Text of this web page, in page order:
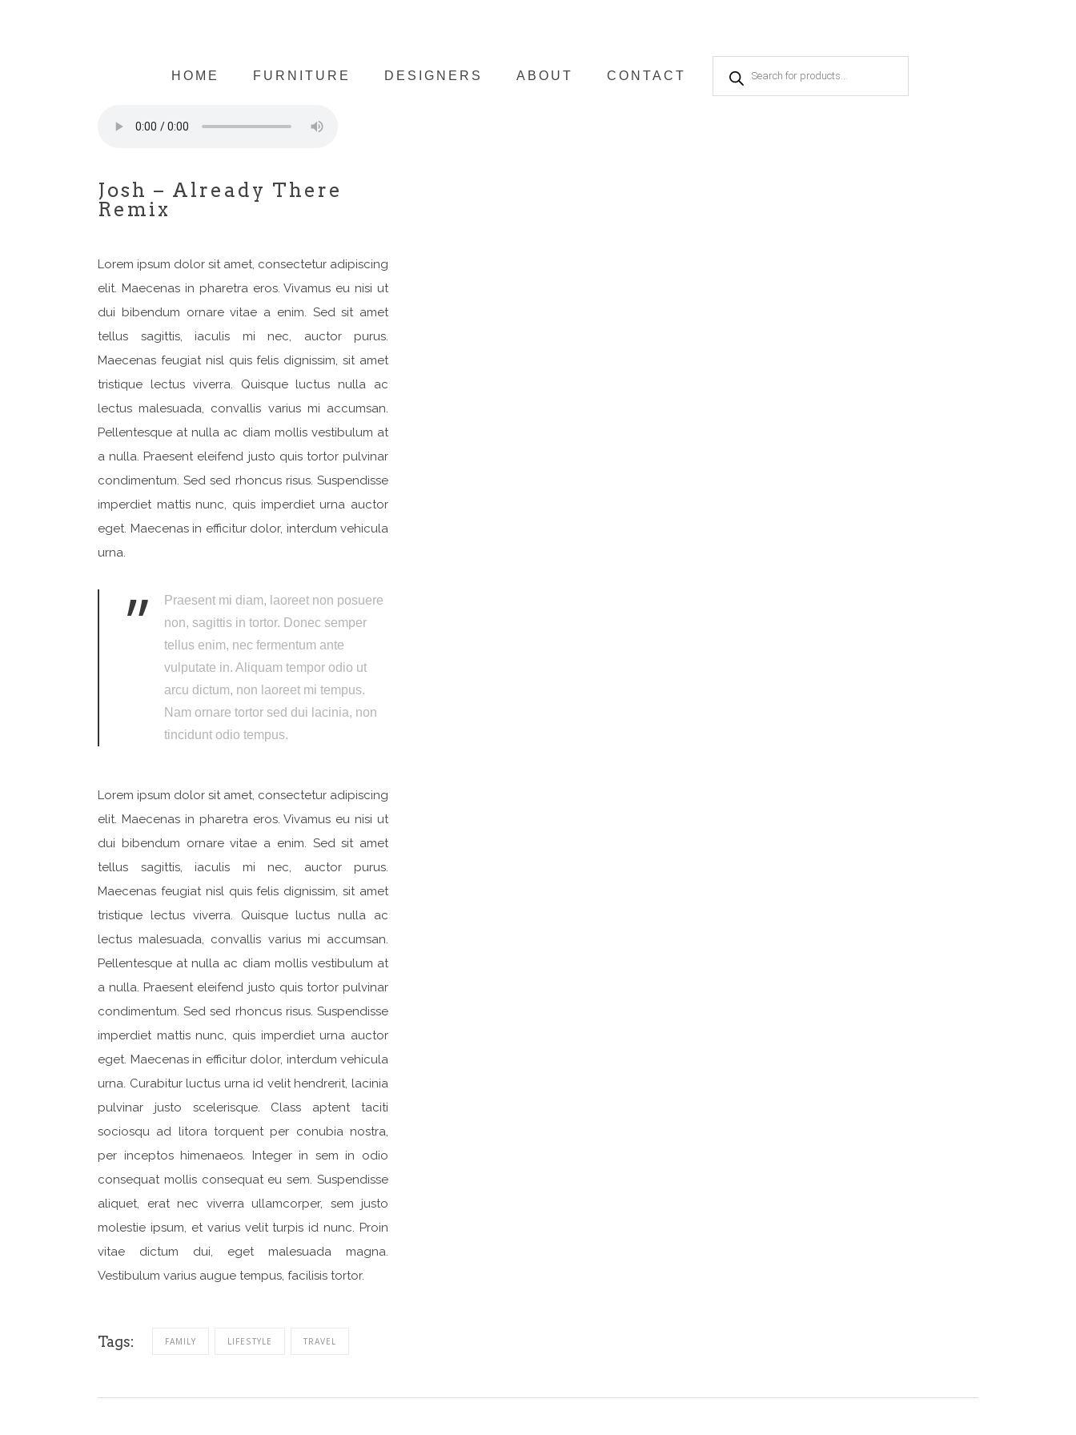
HOME FURNITURE DESIGNERS ABOUT CONTACT Products
search
Josh – Already There
Remix
Lorem ipsum dolor sit amet, consectetur adipiscing
elit. Maecenas in pharetra eros. Vivamus eu nisi ut
dui bibendum ornare vitae a enim. Sed sit amet
tellus sagittis, iaculis mi nec, auctor purus.
Maecenas feugiat nisl quis felis dignissim, sit amet
tristique lectus viverra. Quisque luctus nulla ac
lectus malesuada, convallis varius mi accumsan.
Pellentesque at nulla ac diam mollis vestibulum at
a nulla. Praesent eleifend justo quis tortor pulvinar
condimentum. Sed sed rhoncus risus. Suspendisse
imperdiet mattis nunc, quis imperdiet urna auctor
eget. Maecenas in efficitur dolor, interdum vehicula
urna.
”
Praesent mi diam, laoreet non posuere
non, sagittis in tortor. Donec semper
tellus enim, nec fermentum ante
vulputate in. Aliquam tempor odio ut
arcu dictum, non laoreet mi tempus.
Nam ornare tortor sed dui lacinia, non
tincidunt odio tempus.
Lorem ipsum dolor sit amet, consectetur adipiscing
elit. Maecenas in pharetra eros. Vivamus eu nisi ut
dui bibendum ornare vitae a enim. Sed sit amet
tellus sagittis, iaculis mi nec, auctor purus.
Maecenas feugiat nisl quis felis dignissim, sit amet
tristique lectus viverra. Quisque luctus nulla ac
lectus malesuada, convallis varius mi accumsan.
Pellentesque at nulla ac diam mollis vestibulum at
a nulla. Praesent eleifend justo quis tortor pulvinar
condimentum. Sed sed rhoncus risus. Suspendisse
imperdiet mattis nunc, quis imperdiet urna auctor
eget. Maecenas in efficitur dolor, interdum vehicula
urna. Curabitur luctus urna id velit hendrerit, lacinia
pulvinar justo scelerisque. Class aptent taciti
sociosqu ad litora torquent per conubia nostra,
per inceptos himenaeos. Integer in sem in odio
consequat mollis consequat eu sem. Suspendisse
aliquet, erat nec viverra ullamcorper, sem justo
molestie ipsum, et varius velit turpis id nunc. Proin
vitae dictum dui, eget malesuada magna.
Vestibulum varius augue tempus, facilisis tortor.
Tags: FAMILY LIFESTYLE TRAVEL